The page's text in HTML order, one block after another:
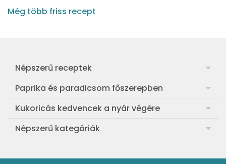
Még több friss recept
Népszerű receptek
Frankfurti leves
Egyszerű muffin
Aranygaluska
Egyszerű krumplifőzelék
Paprika és paradicsom főszerepben
Pan con Tomate
Paradicsom és paprika eltevése télre
Paradicsomos húsgombóc
Kukoricás kedvencek a nyár végére
Legfinomabb főtt kukorica
Bang bang kukorica
Népszerű kategóriák